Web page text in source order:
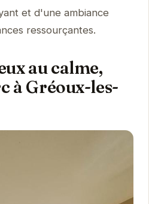
et d'une ambiance
ressourçantes.
au calme,
à Gréoux-les-